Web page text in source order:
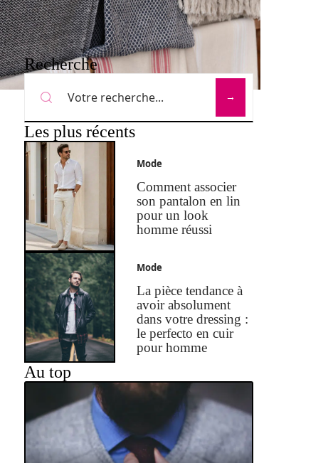
Recherche
Les plus récents
Mode
Comment associer
son pantalon en lin
pour un look
homme réussi
Mode
La pièce tendance à
avoir absolument
dans votre dressing :
le perfecto en cuir
pour homme
Au top